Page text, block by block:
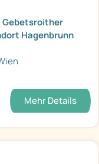
Gebetsroither
Hagenbrunn
Mehr Details